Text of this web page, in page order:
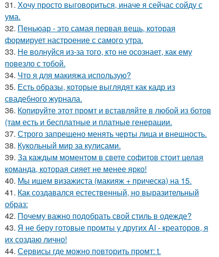
31. Хочу просто выговориться, иначе я сейчас сойду с
ума.
32. Пеньюар - это самая первая вещь, которая
формирует настроение с самого утра.
33. Не волнуйся из-за того, кто не осознает, как ему
повезло с тобой.
34. Что я для макияжа использую?
35. Есть образы, которые выглядят как кадр из
свадебного журнала.
36. Копируйте этот промт и вставляйте в любой из ботов
(там есть и бесплатные и платные генерации.
37. Строго запрещено менять черты лица и внешность.
38. Кукольный мир за кулисами.
39. За каждым моментом в свете софитов стоит целая
команда, которая сияет не менее ярко!
40. Мы ищем визажиста (макияж + прическа) на 15.
41. Как создавался естественный, но выразительный
образ:
42. Почему важно подобрать свой стиль в одежде?
43. Я не беру готовые промты у других AI - креаторов, я
их создаю лично!
44. Сервисы где можно повторить промт: t.